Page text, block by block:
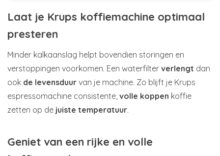
Laat je Krups koffiemachine optimaal
presteren
Minder kalkaanslag helpt bovendien storingen en
verstoppingen voorkomen. Een waterfilter verlengt dan
ook de levensduur van je machine. Zo blijft je Krups
espressomachine consistente, volle koppen koffie
zetten op de juiste temperatuur.
Geniet van een rijke en volle